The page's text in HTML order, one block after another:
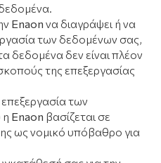
Enaon να διαγράψει ή να
των δεδομένων σας,
δεδομένα δεν είναι πλέον
της επεξεργασίας
των
η Enaon βασίζεται σε
ως νομικό υπόβαθρο για